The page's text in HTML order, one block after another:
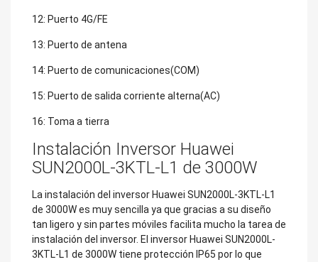
12: Puerto 4G/FE
13: Puerto de antena
14: Puerto de comunicaciones(COM)
15: Puerto de salida corriente alterna(AC)
16: Toma a tierra
Instalación Inversor Huawei
SUN2000L-3KTL-L1 de 3000W
La instalación del inversor Huawei SUN2000L-3KTL-L1
de 3000W es muy sencilla ya que gracias a su diseño
tan ligero y sin partes móviles facilita mucho la tarea de
instalación del inversor. El inversor Huawei SUN2000L-
3KTL-L1 de 3000W tiene protección IP65 por lo que